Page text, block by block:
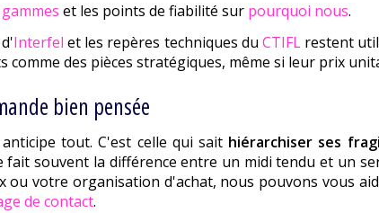
et les points de fiabilité sur pourquoi nous.
Interfel et les repères techniques du CTIFLrestent
des pièces stratégiques, même si leur prix
bien pensée
tout. C'est celle qui sait hiérarchiser ses
souvent la différence entre un midi tendu et un
ou votre organisation d'achat, nous pouvons vous
de contact.